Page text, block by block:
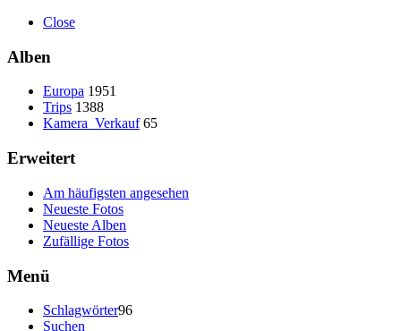
Close
Alben
Europa 1951
Trips 1388
Kamera_Verkauf 65
Erweitert
Am häufigsten angesehen
Neueste Fotos
Neueste Alben
Zufällige Fotos
Menü
Schlagwörter96
Suchen